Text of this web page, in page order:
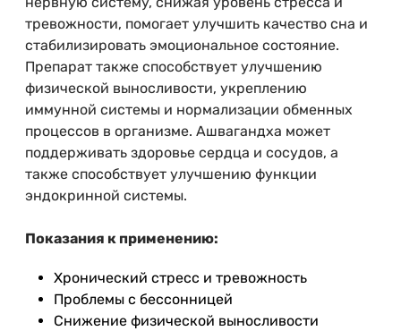
тревожности, помогает улучшить качество сна и
стабилизировать эмоциональное состояние.
Препарат также способствует улучшению
физической выносливости, укреплению
иммунной системы и нормализации обменных
процессов в организме. Ашвагандха может
поддерживать здоровье сердца и сосудов, а
также способствует улучшению функции
эндокринной системы.
Показания к применению:
Хронический стресс и тревожность
Проблемы с бессонницей
Снижение физической выносливости